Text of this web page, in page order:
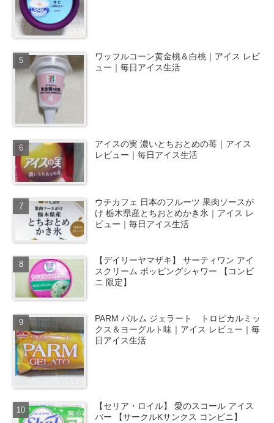
ワッフルコーン黄金桃＆白桃｜アイス レビ
ュー｜毎日アイス生活
アイスの実 濃いとちおとめの苺｜アイス
レビュー｜毎日アイス生活
ウチカフェ 日本のフルーツ 果肉ソースが
け 栃木県産とちおとめかき氷｜アイス レ
ビュー｜毎日アイス生活
【デイリーヤマザキ】 サーティワン アイ
スクリーム ポッピングシャワー 【コンビ
ニ 限定】
PARM パルム ジェラート トロピカルミッ
クス＆ヨーグルト味｜アイス レビュー｜毎
日アイス生活
【セリア・ロイル】 愛のスコール アイス
バー 【サークルKサンクス コンビニ】